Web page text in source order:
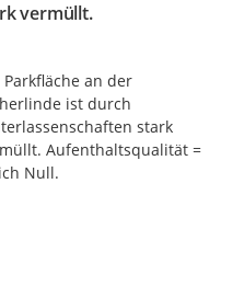
vermüllt.
Parkfläche an der
ist durch
stark
Aufenthaltsqualität =
Null.